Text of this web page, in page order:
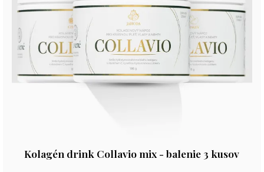
Kolagén drink Collavio mix - balenie 3 kusov